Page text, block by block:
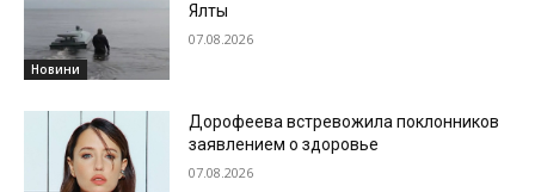
Новини
Ялты
07.08.2026
Дорофеева встревожила поклонников
заявлением о здоровье
07.08.2026